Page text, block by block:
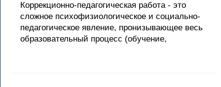
Коррекционно-педагогическая работа - это
сложное психофизиологическое и социально-
педагогическое явление, пронизывающее весь
образовательный процесс (обучение,